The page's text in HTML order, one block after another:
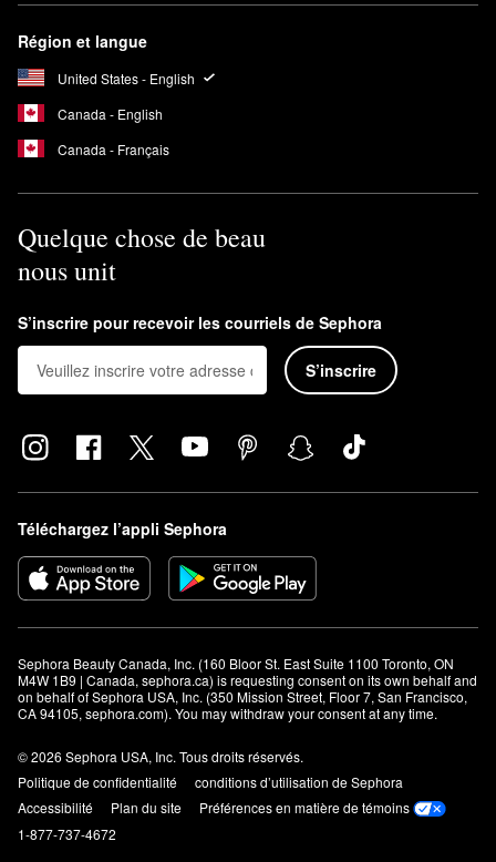
Région et langue
United States - English
Canada - English
Canada - Français
Quelque chose de beau
nous unit
S’inscrire pour recevoir les courriels de Sephora
S’inscrire
Téléchargez l’appli Sephora
Sephora Beauty Canada, Inc. (160 Bloor St. East Suite 1100 Toronto, ON
M4W 1B9 | Canada, sephora.ca) is requesting consent on its own behalf and
on behalf of Sephora USA, Inc. (350 Mission Street, Floor 7, San Francisco,
CA 94105, sephora.com). You may withdraw your consent at any time.
© 2026 Sephora USA, Inc. Tous droits réservés.
Politique de confidentialité
conditions d’utilisation de Sephora
Accessibilité
Plan du site
Préférences en matière de témoins
1-877-737-4672